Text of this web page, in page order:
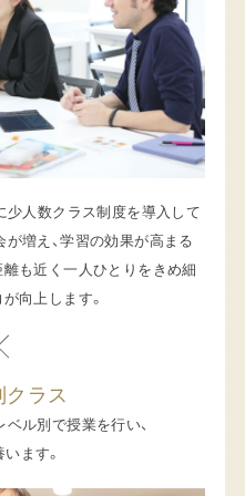
少人数クラス制度を導入して
増え、学習の効果が高まる
も近く一人ひとりをきめ細
向上します。
クラス
ル別で授業を行い、
ます。